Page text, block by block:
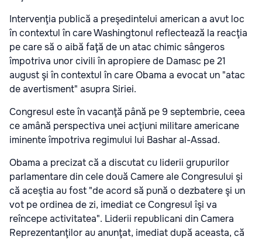
Intervenţia publică a preşedintelui american a avut loc
în contextul în care Washingtonul reflectează la reacţia
pe care să o aibă faţă de un atac chimic sângeros
împotriva unor civili în apropiere de Damasc pe 21
august şi în contextul în care Obama a evocat un "atac
de avertisment" asupra Siriei.
Congresul este în vacanţă până pe 9 septembrie, ceea
ce amână perspectiva unei acţiuni militare americane
iminente împotriva regimului lui Bashar al-Assad.
Obama a precizat că a discutat cu liderii grupurilor
parlamentare din cele două Camere ale Congresului şi
că aceştia au fost "de acord să pună o dezbatere şi un
vot pe ordinea de zi, imediat ce Congresul îşi va
reîncepe activitatea". Liderii republicani din Camera
Reprezentanţilor au anunţat, imediat după aceasta, că